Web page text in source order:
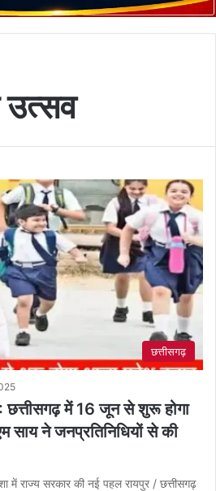
उत्सव
छत्तीसगढ़
में 16 जून से शुरू होगा
साय ने जनप्रतिनिधियों से की
में राज्य सरकार की नई पहल रायपुर / छत्तीसगढ़